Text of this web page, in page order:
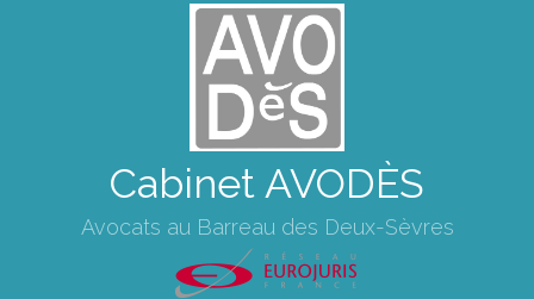
Cabinet AVODÈS
Avocats au Barreau des Deux-Sèvres